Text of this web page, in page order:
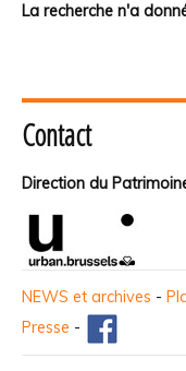
La recherche n'a
Contact
Direction du
NEWS et archives -
Presse -